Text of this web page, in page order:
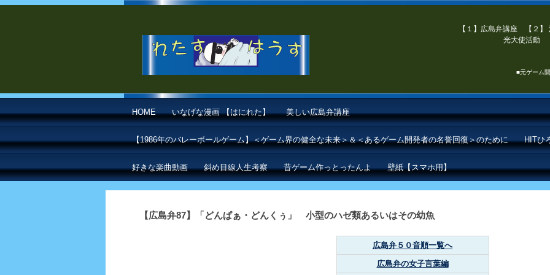
【１】広島弁講座 【２
光大使活動
■元ゲーム
HOME いなげな漫画 【はにれた】 美しい広島弁講座
【1986年のバレーボールゲーム】＜ゲーム界の健全な未来＞＆＜あるゲーム開発者の名誉回復＞のために HITひ
好きな楽曲動画 斜め目線人生考察 昔ゲーム作っとったんよ 壁紙【スマホ用】
【広島弁87】「どんぱぁ・どんくぅ」 小型のハゼ類あるいはその幼魚
広島弁５０音順一覧へ
広島弁の女子言葉編